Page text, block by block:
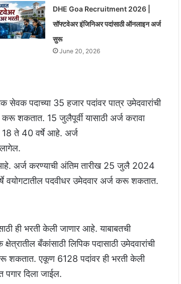
DHE Goa Recruitment 2026 |
सॉफ्टवेअर इंजिनिअर पदांसाठी ऑनलाइन अर्ज
सुरू
June 20, 2026
सेवक पदाच्या 35 हजार पदांवर पात्र उमेदवारांची
करू शकतात. 15 जुलैपूर्वी यासाठी अर्ज करावा
18 ते 40 वर्षे आहे. अर्ज
अर्ज करण्याची अंतिम तारीख 25 जुलै 2024
वयोगटातील पदवीधर उमेदवार अर्ज करू शकतात.
ही भरती केली जाणार आहे. याबाबतची
बँकांसाठी लिपिक पदासाठी उमेदवारांची
शकतात. एकूण 6128 पदांवर ही भरती केली
पगार दिला जाईल.